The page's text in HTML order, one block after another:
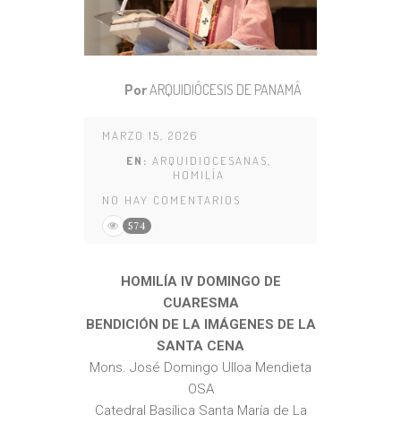
PorARQUIDIÓCESIS DE PANAMÁ
MARZO 15, 2026
EN: ARQUIDIOCESANAS,
HOMILÍA
NO HAY COMENTARIOS
574
HOMILÍA IV DOMINGO DE
CUARESMA
BENDICIÓN DE LA IMÁGENES DE LA
SANTA CENA
Mons. José Domingo Ulloa Mendieta
OSA
Catedral Basílica Santa María de La